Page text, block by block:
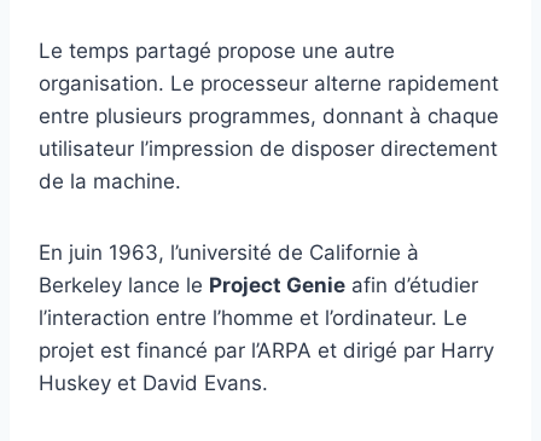
Le temps partagé propose une autre
organisation. Le processeur alterne rapidement
entre plusieurs programmes, donnant à chaque
utilisateur l’impression de disposer directement
de la machine.
En juin 1963, l’université de Californie à
Berkeley lance le Project Genie afin d’étudier
l’interaction entre l’homme et l’ordinateur. Le
projet est financé par l’ARPA et dirigé par Harry
Huskey et David Evans.